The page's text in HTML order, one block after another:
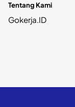
Tentang Kami
Gokerja.ID